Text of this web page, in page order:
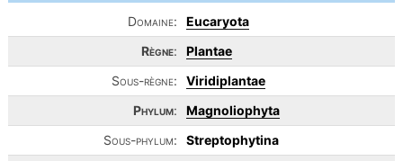
Domaine:
Eucaryota
Règne:
Plantae
Sous-règne:
Viridiplantae
Phylum:
Magnoliophyta
Sous-phylum:
Streptophytina